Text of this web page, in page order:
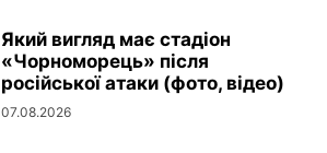
Який вигляд має стадіон
«Чорноморець» після
російської атаки (фото, відео)
07.08.2026